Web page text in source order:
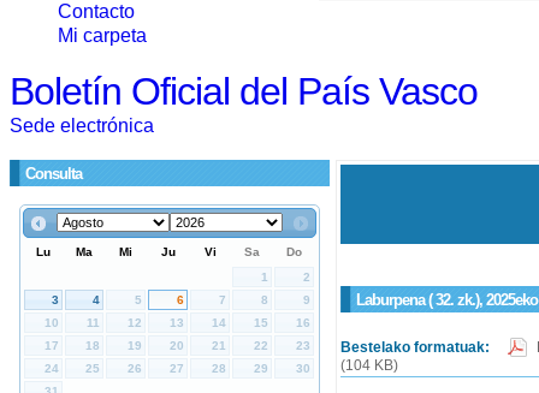
Contacto
Mi carpeta
Boletín Oficial del País Vasco
Sede electrónica
Consulta
Laburpena ( 32. zk.),
Bestelako formatuak:
(104 KB)